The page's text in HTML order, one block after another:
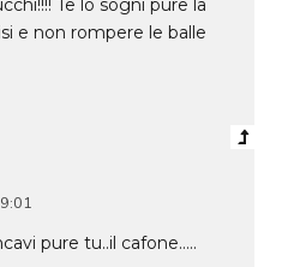
Te lo sogni pure la
e non rompere le balle
pure tu..il cafone…..